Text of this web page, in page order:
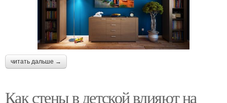
читать дальше →
Как стены в детской влияют на